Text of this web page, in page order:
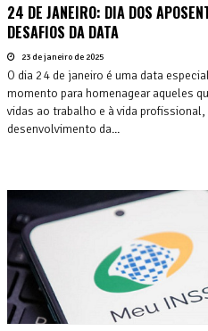
24 DE JANEIRO: DIA DOS
DESAFIOS DA DATA
23 de janeiro de 2025
O dia 24 de janeiro é uma data
momento para homenagear aqueles
vidas ao trabalho e à vida
desenvolvimento da...